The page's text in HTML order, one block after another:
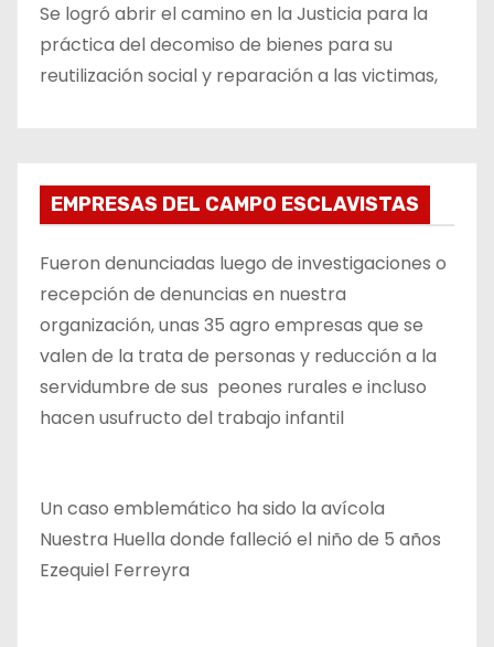
Se logró abrir el camino en la Justicia para la
práctica del decomiso de bienes para su
reutilización social y reparación a las victimas,
EMPRESAS DEL CAMPO ESCLAVISTAS
Fueron denunciadas luego de investigaciones o
recepción de denuncias en nuestra
organización, unas 35 agro empresas que se
valen de la trata de personas y reducción a la
servidumbre de sus peones rurales e incluso
hacen usufructo del trabajo infantil
Un caso emblemático ha sido la avícola
Nuestra Huella donde falleció el niño de 5 años
Ezequiel Ferreyra